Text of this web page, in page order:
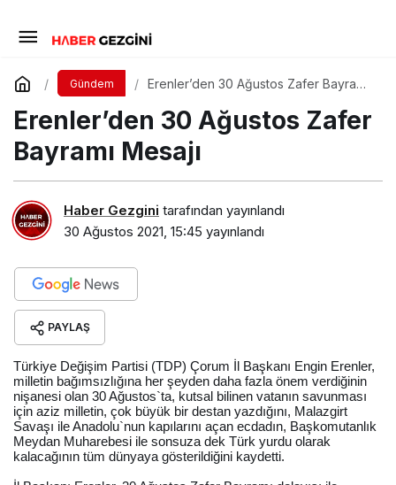
Gündem
Erenler’den 30 Ağustos Zafer Bayramı
Erenler’den 30 Ağustos Zafer
Bayramı Mesajı
Haber Gezgini tarafından yayınlandı
30 Ağustos 2021, 15:45 yayınlandı
PAYLAŞ
Türkiye Değişim Partisi (TDP) Çorum İl Başkanı Engin Erenler,
milletin bağımsızlığına her şeyden daha fazla önem verdiğinin
nişanesi olan 30 Ağustos`ta, kutsal bilinen vatanın savunması
için aziz milletin, çok büyük bir destan yazdığını, Malazgirt
Savaşı ile Anadolu`nun kapılarını açan ecdadın, Başkomutanlık
Meydan Muharebesi ile sonsuza dek Türk yurdu olarak
kalacağının tüm dünyaya gösterildiğini kaydetti.